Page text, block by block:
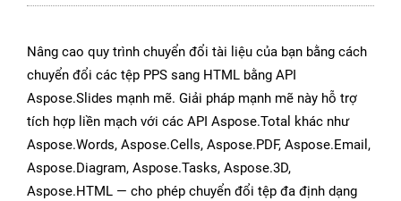
Nâng cao quy trình chuyển đổi tài liệu của bạn bằng cách
chuyển đổi các tệp PPS sang HTML bằng API
Aspose.Slides mạnh mẽ. Giải pháp mạnh mẽ này hỗ trợ
tích hợp liền mạch với các API Aspose.Total khác như
Aspose.Words, Aspose.Cells, Aspose.PDF, Aspose.Email,
Aspose.Diagram, Aspose.Tasks, Aspose.3D,
Aspose.HTML — cho phép chuyển đổi tệp đa định dạng